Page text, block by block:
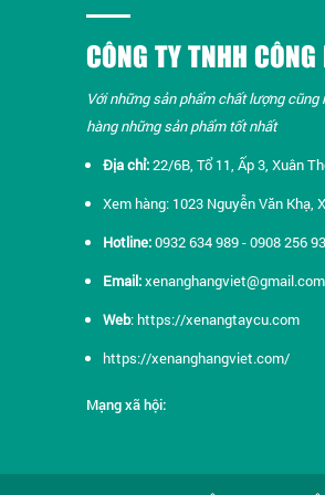
CÔNG TY TNHH
Với những sản phẩm chất lượng
hàng những sản phẩm tốt nhất​
Địa chỉ:22/6B, Tổ 11, Ấp 3, Xuân
Xem hàng: 1023 Nguyễn Văn Khạ,
Hotline:0932 634 989 - 0908 256
Email:xenanghangviet@gmail.com
Web:https://xenangtaycu.com
https://xenanghangviet.com/
Mạng xã hội: